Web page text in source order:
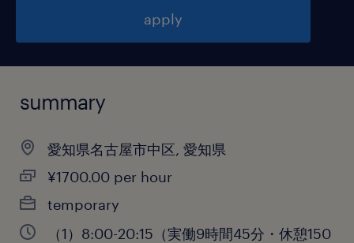
apply
summary
愛知県名古屋市中区, 愛知県
¥1700.00 per hour
temporary
（1）8:00-20:15（実働9時間45分・休憩150